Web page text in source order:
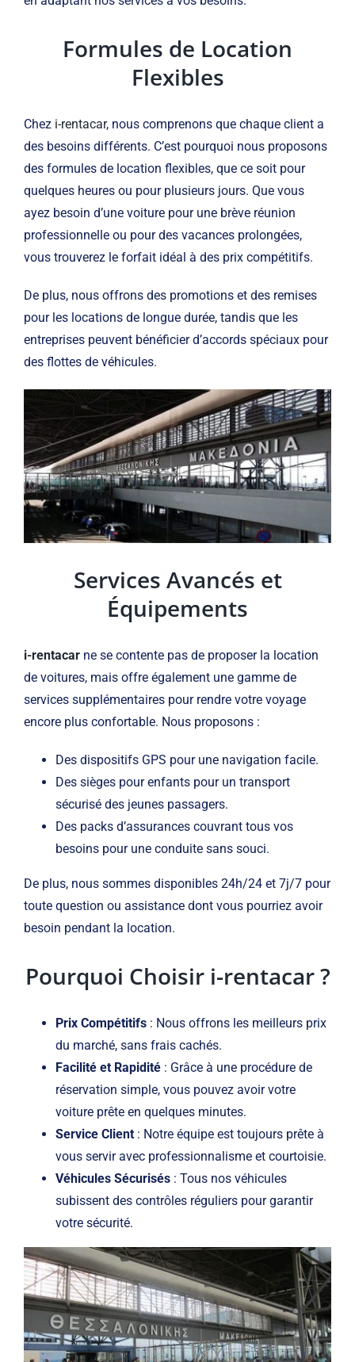
Formules de Location
Flexibles
Chez i-rentacar, nous comprenons que chaque client a
des besoins différents. C’est pourquoi nous proposons
des formules de location flexibles, que ce soit pour
quelques heures ou pour plusieurs jours. Que vous
ayez besoin d’une voiture pour une brève réunion
professionnelle ou pour des vacances prolongées,
vous trouverez le forfait idéal à des prix compétitifs.
De plus, nous offrons des promotions et des remises
pour les locations de longue durée, tandis que les
entreprises peuvent bénéficier d’accords spéciaux pour
des flottes de véhicules.
Services Avancés et
Équipements
i-rentacarne se contente pas de proposer la location
de voitures, mais offre également une gamme de
services supplémentaires pour rendre votre voyage
encore plus confortable. Nous proposons :
Des dispositifs GPS pour une navigation facile.
Des sièges pour enfants pour un transport
sécurisé des jeunes passagers.
Des packs d’assurances couvrant tous vos
besoins pour une conduite sans souci.
De plus, nous sommes disponibles 24h/24 et 7j/7 pour
toute question ou assistance dont vous pourriez avoir
besoin pendant la location.
Pourquoi Choisir i-rentacar?
Prix Compétitifs: Nous offrons les meilleurs prix
du marché, sans frais cachés.
Facilité et Rapidité: Grâce à une procédure de
réservation simple, vous pouvez avoir votre
voiture prête en quelques minutes.
Service Client: Notre équipe est toujours prête à
vous servir avec professionnalisme et courtoisie.
Véhicules Sécurisés: Tous nos véhicules
subissent des contrôles réguliers pour garantir
votre sécurité.